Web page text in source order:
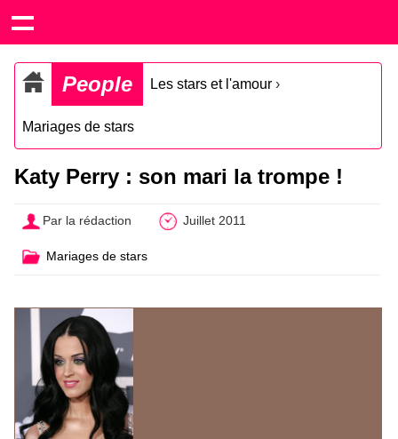
People Les stars et l'amour ›
Mariages de stars
Katy Perry : son mari la trompe !
Par la rédaction Juillet 2011
Mariages de stars